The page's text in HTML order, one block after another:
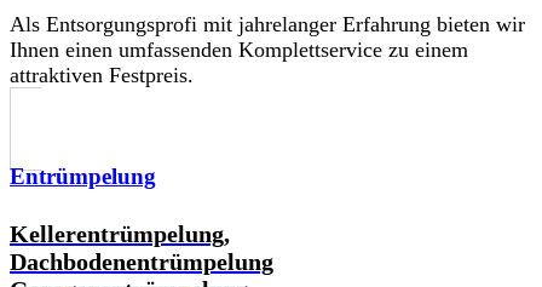
Als Entsorgungsprofi mit jahrelanger Erfahrung bieten wir
Ihnen einen umfassenden Komplettservice zu einem
attraktiven Festpreis.
Entrümpelung
Kellerentrümpelung,
Dachbodenentrümpelung